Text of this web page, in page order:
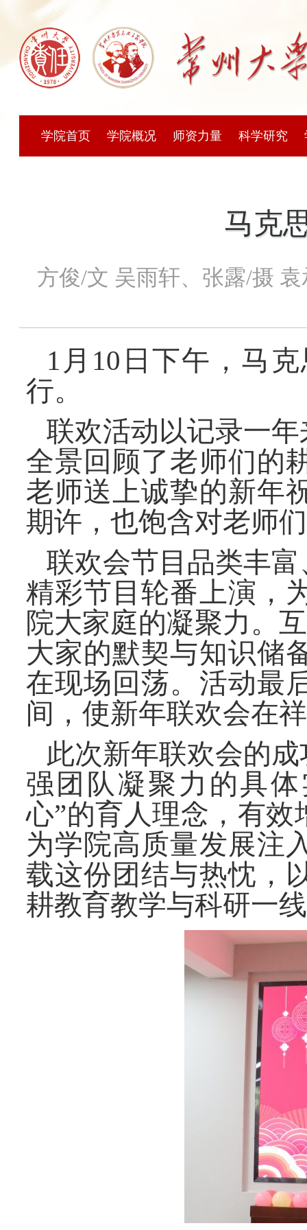
学院首页 学院概况 师资力量 科学研究
马克
方俊/文 吴雨轩、张露/摄
1 月 10 日下午，马
行。
联欢活动以记录一
全景回顾了老师们的
老师送上诚挚的新年
期许，也饱含对老师
联欢会节目品类丰
精彩节目轮番上演，
院大家庭的凝聚力。
大家的默契与知识储
在现场回荡。活动最
间，使新年联欢会在
此次新年联欢会的
强团队凝聚力的具
心”的育人理念，有效
为学院高质量发展注
载这份团结与热忱，
耕教育教学与科研一